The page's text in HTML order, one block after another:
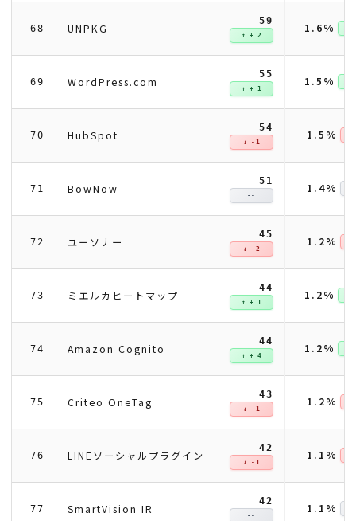
68 UNPKG
59
↑ + 2 1.6%
69 WordPress.com
55
↑ + 1 1.5%
70 HubSpot
54
↓ -1 1.5%
71 BowNow
51
-- 1.4%
72 ユーソナー
45
↓ -2 1.2%
73 ミエルカヒートマップ
44
↑ + 1 1.2%
74 Amazon Cognito
44
↑ + 4 1.2%
75 Criteo OneTag
43
↓ -1 1.2%
76 LINEソーシャルプラグイン
42
↓ -1 1.1%
77 SmartVision IR
42
-- 1.1%